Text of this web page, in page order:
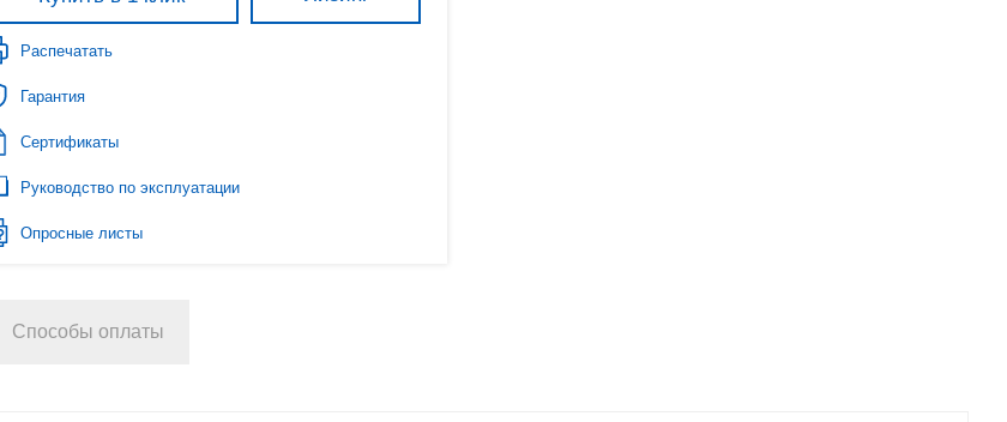
Распечатать
Гарантия
Сертификаты
Руководство по эксплуатации
Опросные листы
Способы оплаты